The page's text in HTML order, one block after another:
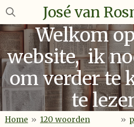
Ga
naar
de
hoofdinhoud
José van
Welkom
website, ik
om verder te
te
Home » 120 woorden
»